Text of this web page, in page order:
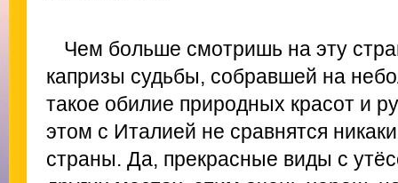
Чем больше смотришь на эту
капризы судьбы, собравшей на
такое обилие природных красот и
этом с Италией не сравнятся
страны. Да, прекрасные виды с